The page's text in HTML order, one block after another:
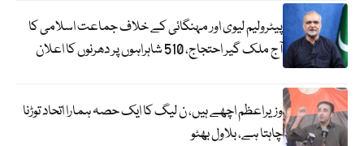
پیٹرولیم لیوی اور مہنگائی کے خلاف جماعت اسلامی کا
آج ملک گیر احتجاج، 510 شاہراہوں پر دھرنوں کا اعلان
وزیراعظم اچھے ہیں، ن لیگ کا ایک حصہ ہمارا اتحاد توڑنا
چاہتا ہے، بلاول بھٹو